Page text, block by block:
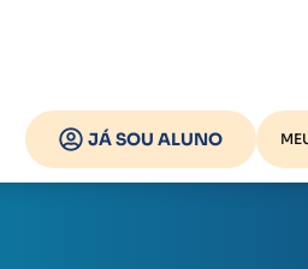
JÁ SOU ALUNO